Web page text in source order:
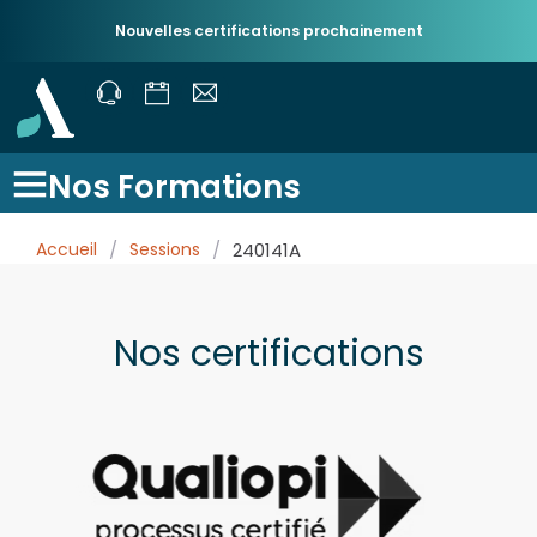
Nouvelles certifications prochainement
Nos Formations
Accueil / Sessions / 240141A
Nos certifications